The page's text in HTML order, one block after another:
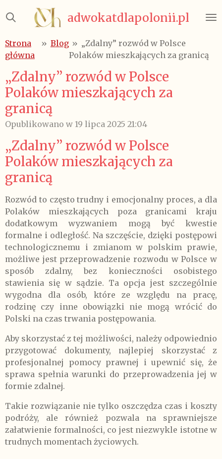
do
treści
adwokatdlapolonii.pl
Strona
główna
» Blog » „Zdalny” rozwód w Polsce
Polaków mieszkających za granicą
„Zdalny” rozwód w Polsce
Polaków mieszkających za
granicą
Opublikowano w 19 lipca 2025 21:04
„Zdalny” rozwód w Polsce
Polaków mieszkających za
granicą
Rozwód to często trudny i emocjonalny proces, a dla
Polaków mieszkających poza granicami kraju
dodatkowym wyzwaniem mogą być kwestie
formalne i odległość. Na szczęście, dzięki postępowi
technologicznemu i zmianom w polskim prawie,
możliwe jest przeprowadzenie rozwodu w Polsce w
sposób zdalny, bez konieczności osobistego
stawienia się w sądzie. Ta opcja jest szczególnie
wygodna dla osób, które ze względu na pracę,
rodzinę czy inne obowiązki nie mogą wrócić do
Polski na czas trwania postępowania.
Aby skorzystać z tej możliwości, należy odpowiednio
przygotować dokumenty, najlepiej skorzystać z
profesjonalnej pomocy prawnej i upewnić się, że
sprawa spełnia warunki do przeprowadzenia jej w
formie zdalnej.
Takie rozwiązanie nie tylko oszczędza czas i koszty
podróży, ale również pozwala na sprawniejsze
załatwienie formalności, co jest niezwykle istotne w
trudnych momentach życiowych.